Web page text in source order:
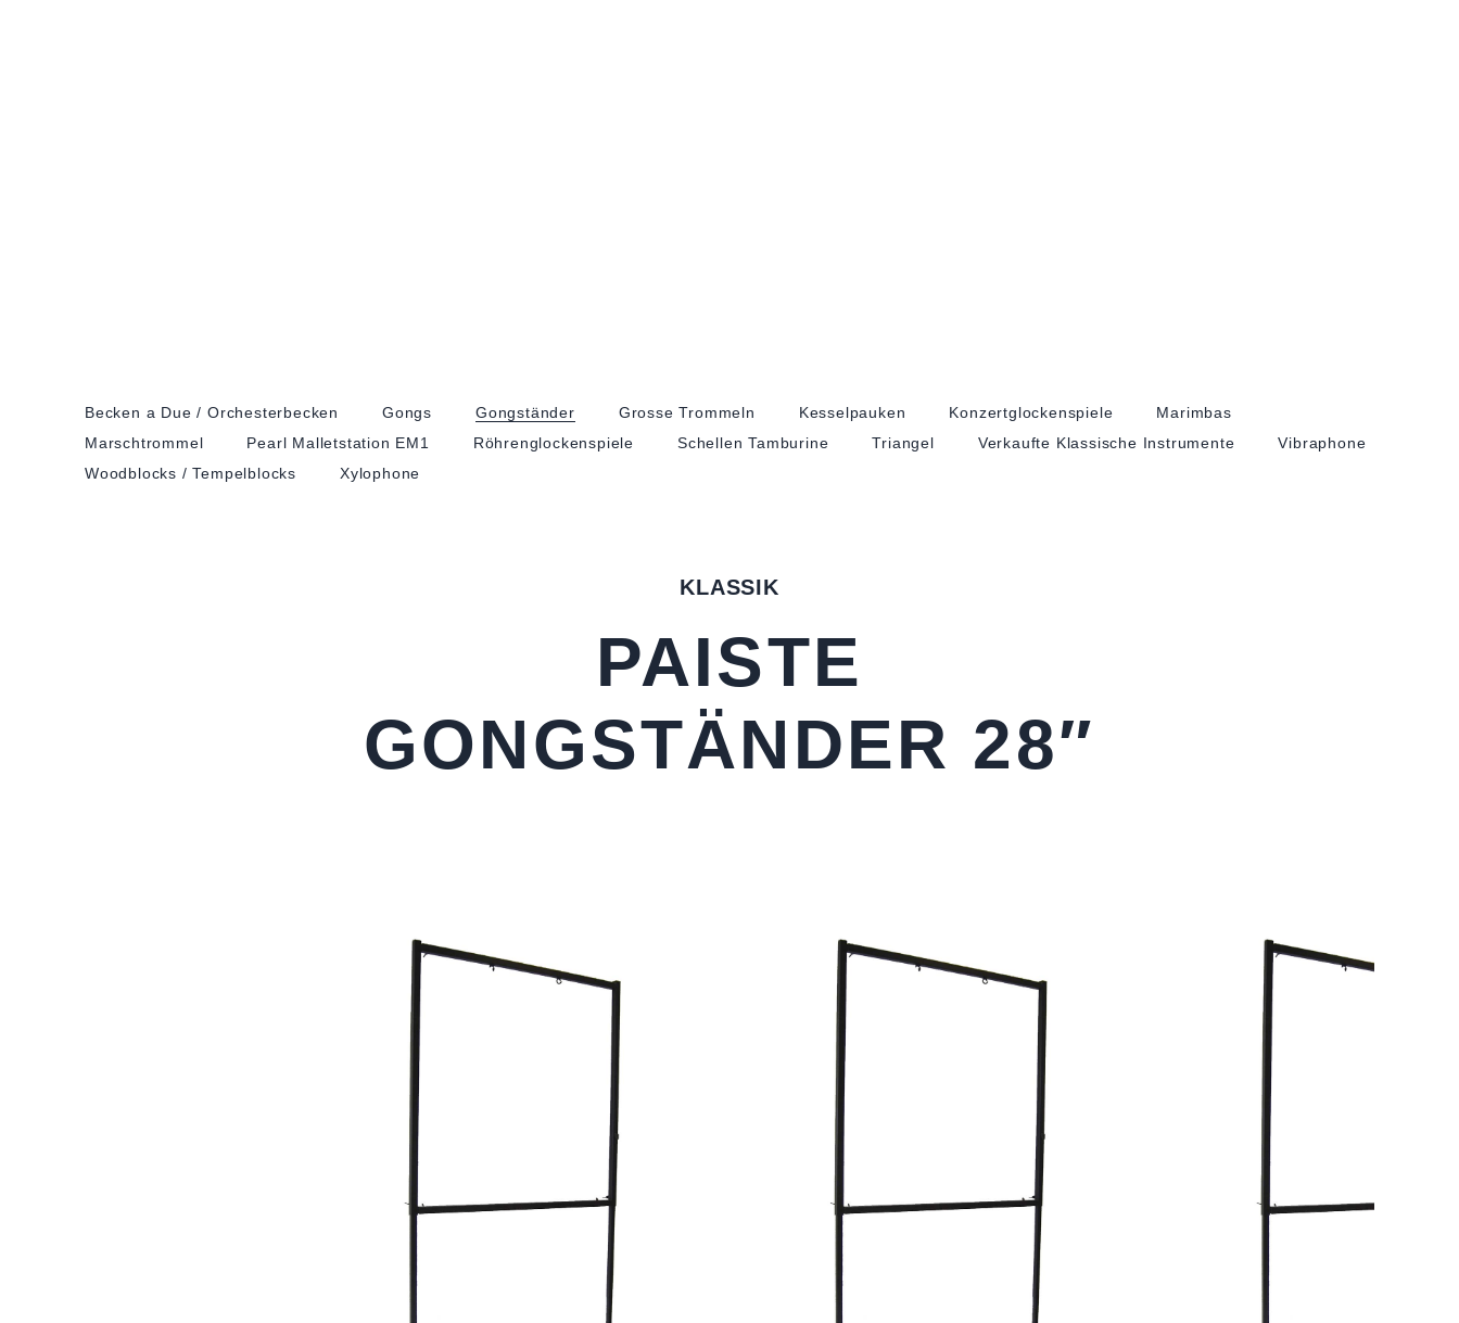
Becken a Due / Orchester­becken Gongs Gongständer Grosse Trommeln Kesselpauken Konzertglockenspiele
Marimbas
Marschtrommel
Pearl Malletstation EM1 Röhren­glocken­spiele Schellen Tamburine Triangel Verkaufte Klassische Instrumente
Vibraphone
Woodblocks / Tempelblocks
Xylophone
KLASSIK
PAISTE
GONGSTÄNDER 28″